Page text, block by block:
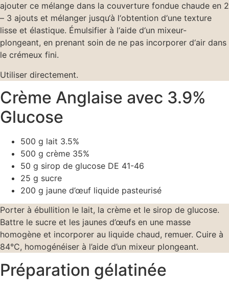
ajouter ce mélange dans la couverture fondue chaude en 2
– 3 ajouts et mélanger jusqu‘à l‘obtention d‘une texture
lisse et élastique. Émulsifier à l‘aide d‘un mixeur-
plongeant, en prenant soin de ne pas incorporer d‘air dans
le crémeux fini.
Utiliser directement.
Crème Anglaise avec 3.9%
Glucose
500 g lait 3.5%
500 g crème 35%
50 g sirop de glucose DE 41-46
25 g sucre
200 g jaune d’œuf liquide pasteurisé
Porter à ébullition le lait, la crème et le sirop de glucose.
Battre le sucre et les jaunes d’œufs en une masse
homogène et incorporer au liquide chaud, remuer. Cuire à
84°C, homogénéiser à l’aide d’un mixeur plongeant.
Préparation gélatinée